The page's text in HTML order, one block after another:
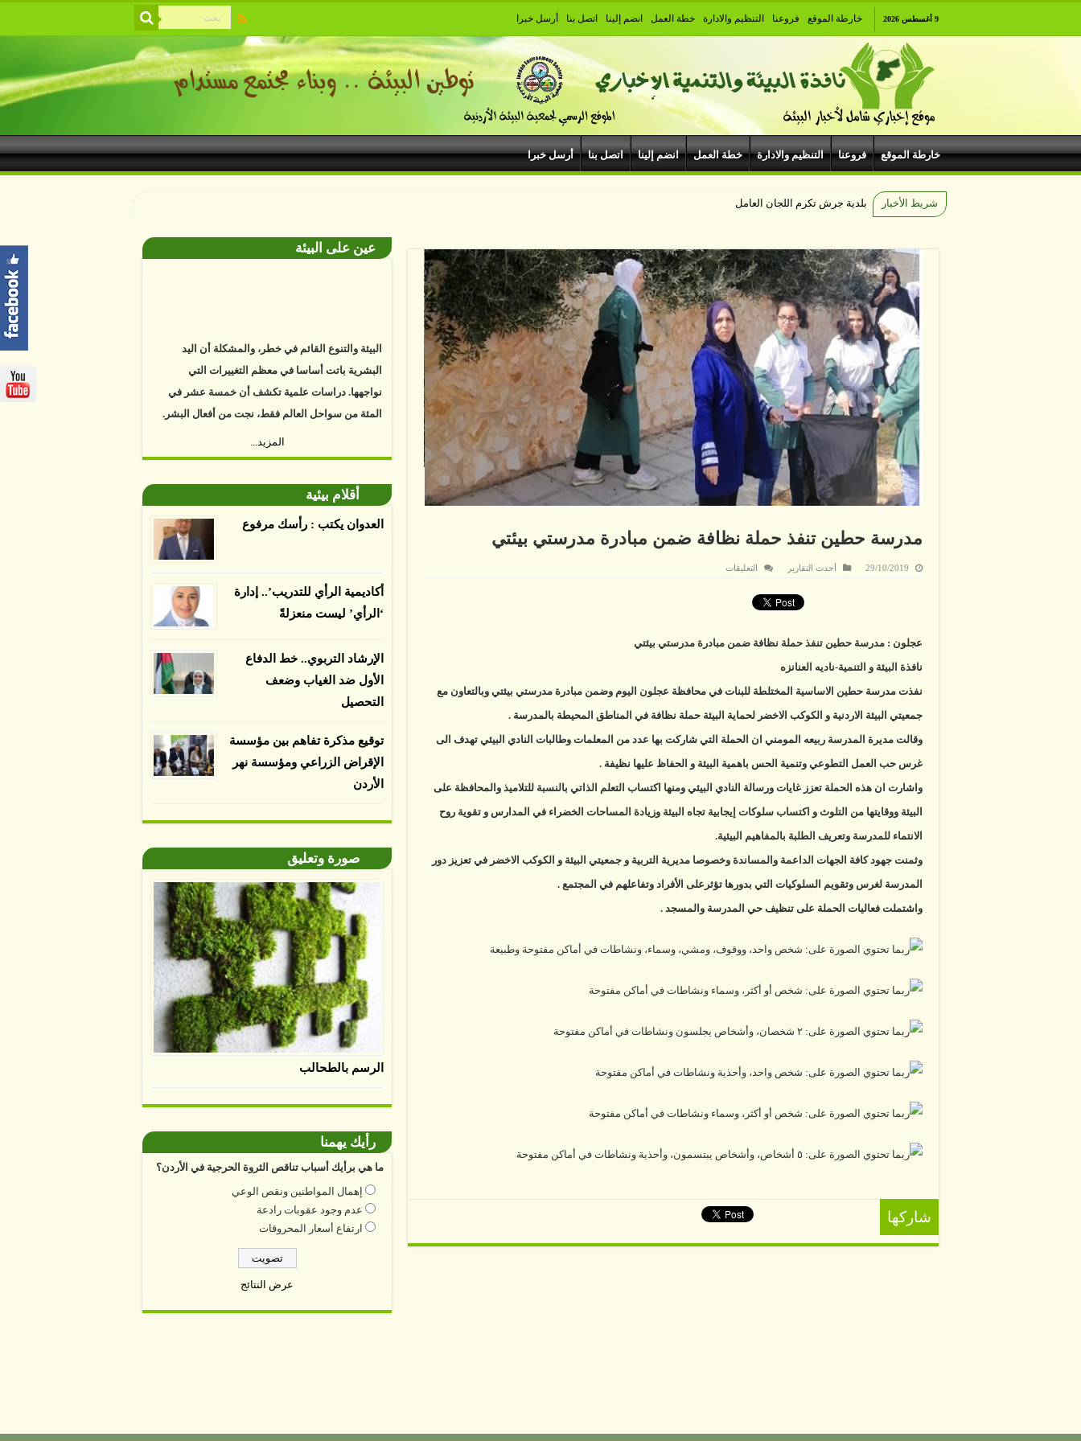
9 أغسطس 2026 خارطة الموقع فروعنا التنظيم والادارة خطة العمل انضم إلينا اتصل بنا أرسل خبرا
خارطة الموقع فروعنا التنظيم والادارة خطة العمل انضم إلينا اتصل بنا أرسل خبرا
شريط الأخبار بلدية جرش تكرم اللجان العاملة والمشاركة بإنج
مدرسة حطين تنفذ حملة نظافة ضمن مبادرة مدرستي بيئتي
29/10/2019 أحدث التقارير التعليقات
مبادرة
مدرستي
عجلون : مدرسة حطين تنفذ حملة نظافة ضمن مبادرة مدرستي بيئتي
نافذة البيئة و التنمية-ناديه العنانزه
نفذت مدرسة حطين الاساسية المختلطة للبنات في محافظة عجلون اليوم وضمن مبادرة مدرستي بيئتي وبالتعاون مع
جمعيتي البيئة الاردنية و الكوكب الاخضر لحماية البيئة حملة نظافة في المناطق المحيطة بالمدرسة .
وقالت مديرة المدرسة ربيعه المومني ان الحملة التي شاركت بها عدد من المعلمات وطالبات النادي البيئي تهدف الى
غرس حب العمل التطوعي وتنمية الحس باهمية البيئة و الحفاظ عليها نظيفة .
واشارت ان هذه الحملة تعزز غايات ورسالة النادي البيئي ومنها اكتساب التعلم الذاتي بالنسبة للتلاميذ والمحافظة على
البيئة ووقايتها من التلوث و اكتساب سلوكات إيجابية تجاه البيئة وزيادة المساحات الخضراء في المدارس و تقوية روح
الانتماء للمدرسة وتعريف الطلبة بالمفاهيم البيئية.
وثمنت جهود كافة الجهات الداعمة والمساندة وخصوصا مديرية التربية و جمعيتي البيئة و الكوكب الاخضر في تعزيز دور
المدرسة لغرس وتقويم السلوكيات التي بدورها تؤثرعلى الأفراد وتفاعلهم في المجتمع .
واشتملت فعاليات الحملة على تنظيف حي المدرسة والمسجد .
شاركها
عين على البيئة
اعتمادها على أنها مستدامة تدمرت بشكل أسرع من
الأرض غير المعتمدة، وذلك حسب دراسة كشفت
الغطاء عن أي ادعاءات تقول بأن الزيت يمكن ألا
يسبب الدمار. وكشفت الدراسة فقدان المناطق
بينما فقدت المناطق غير المعتمدة 34 في المئة، وفقاً
المزيد...
أقلام بيئية
العدوان يكتب : رأسك مرفوع
أكاديمية الرأي للتدريب’.. إدارة
‘الرأي’ ليست منعزلةً
الإرشاد التربوي.. خط الدفاع
الأول ضد الغياب وضعف
التحصيل
توقيع مذكرة تفاهم بين مؤسسة
الإقراض الزراعي ومؤسسة نهر
الأردن
صورة وتعليق
الرسم بالطحالب
رأيك يهمنا
ما هي برأيك أسباب تناقص الثروة الحرجية في الأردن؟
إهمال المواطنين ونقص الوعي
عدم وجود عقوبات رادعة
ارتفاع أسعار المحروقات
عرض النتائج